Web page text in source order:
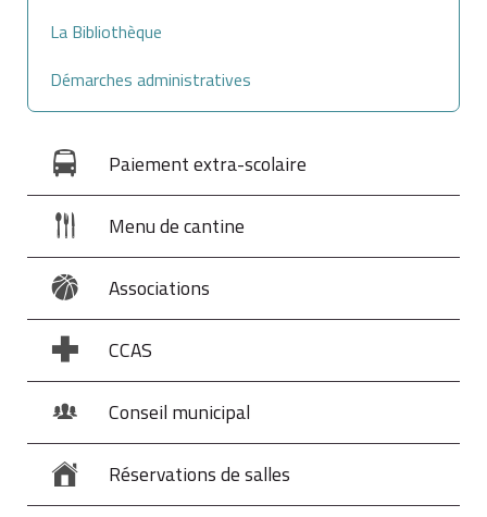
supplémentaire sur un autre support que celui choisi à
titre principal, dans la presse spécialisée
(informatique, communication, travaux, par exemple)
par exemple.
La Bibliothèque
Démarches administratives
Paiement extra-scolaire
Menu de cantine
Associations
CCAS
Conseil municipal
Réservations de salles